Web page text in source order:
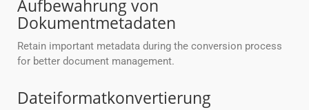
Aufbewahrung von
Dokumentmetadaten
Retain important metadata during the conversion process
for better document management.
Dateiformatkonvertierung